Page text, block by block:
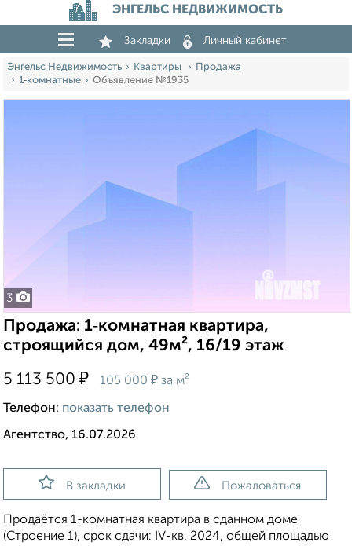
ЭНГЕЛЬС НЕДВИЖИМОСТЬ
Закладки Личный кабинет
Энгельс Недвижимость Квартиры
Продажа
1‑комнатные
Объявление №1935
3
Продажа: 1‑комнатная квартира,
строящийся дом, 49м², 16/19 этаж
5 113 500 ₽ 105 000 ₽ за м²
Телефон: показать телефон
Агентство, 16.07.2026
В закладки Пожаловаться
Продаётся 1-комнатная квартира в сданном доме
(Строение 1), срок сдачи: IV-кв. 2024, общей площадью